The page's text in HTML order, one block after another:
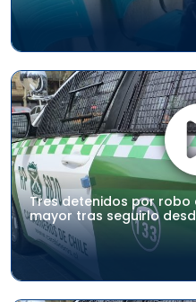
Tres detenidos por
mayor tras seguirlo